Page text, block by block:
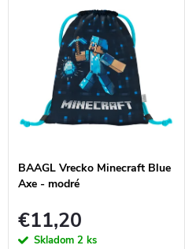
BAAGL Vrecko Minecraft Blue
Axe - modré
€11,20
Skladom 2 ks